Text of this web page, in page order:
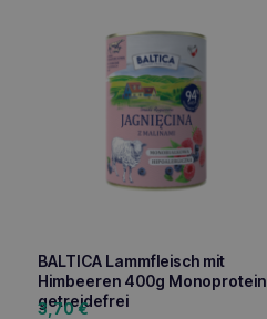
BALTICA Lammfleisch mit
Himbeeren 400g Monoprotein
getreidefrei
3,70€